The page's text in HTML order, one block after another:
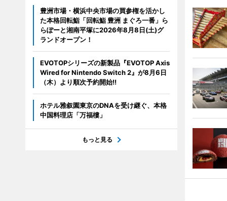
豊洲市場・横浜中央市場の買参権を活かし
た本格回転鮨「回転鮨 豊洲 まぐろ一番」ら
らぽーと湘南平塚に2026年8月8日(土)グ
ランドオープン！
EVOTOPシリーズの新製品『EVOTOP Axis
Wired for Nintendo Switch 2』が8月6日
（木）より順次予約開始!!
ホテル雅叙園東京のDNAを受け継ぐ、本格
中国料理店「万福樓」
もっと見る